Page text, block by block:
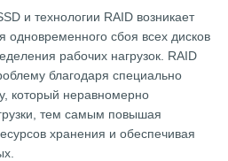
и технологии RAID возникает
сбоя всех дисков
рабочих нагрузок. RAID
благодаря специально
который неравномерно
тем самым повышая
хранения и обеспечивая